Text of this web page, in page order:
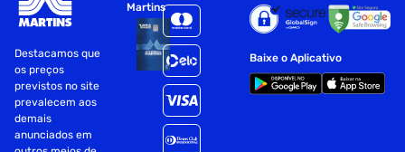
Destacamos que
os preços
previstos no site
prevalecem aos
demais
anunciados em
Martins
Baixe o Aplicativo